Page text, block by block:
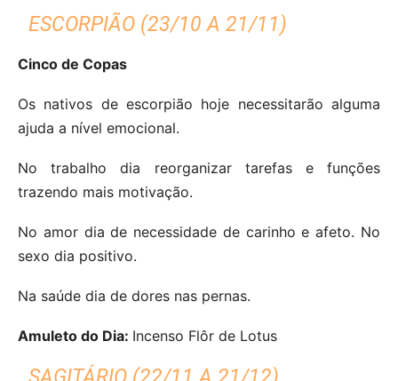
ESCORPIÃO (23/10 A 21/11)
Cinco de Copas
Os nativos de escorpião hoje necessitarão alguma
ajuda a nível emocional.
No trabalho dia reorganizar tarefas e funções
trazendo mais motivação.
No amor dia de necessidade de carinho e afeto. No
sexo dia positivo.
Na saúde dia de dores nas pernas.
Amuleto do Dia: Incenso Flôr de Lotus